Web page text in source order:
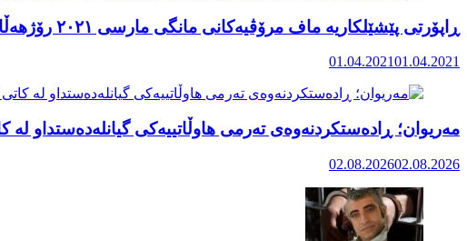
ڕاپۆرتی پێشێلکاریە ماف مرۆڤیەکانی مانگی مارسی ٢٠٢١ رۆژهەڵاتی کوردستان
01.04.202101.04.2021
مەریوان؛ ڕادەستکردنەوەی تەرمی هاوڵاتییەکی گیانلەدەستداو
02.08.202602.08.2026